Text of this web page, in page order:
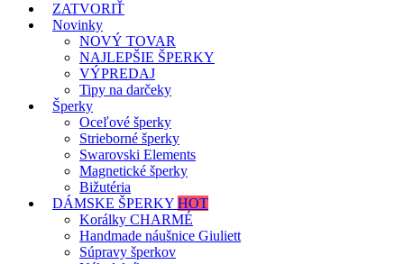
ZATVORIŤ
Novinky
NOVÝ TOVAR
NAJLEPŠIE ŠPERKY
VÝPREDAJ
Tipy na darčeky
Šperky
Oceľové šperky
Strieborné šperky
Swarovski Elements
Magnetické šperky
Bižutéria
DÁMSKE ŠPERKY HOT
Korálky CHARMÉ
Handmade náušnice Giuliett
Súpravy šperkov